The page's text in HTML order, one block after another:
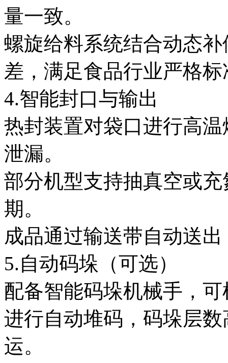
量一致。
螺旋给料系统结合动态
差，满足食品行业严格标
4.智能封口与输出
热封装置对袋口进行高
泄漏。
部分机型支持抽真空或
期。
成品通过输送带自动送
5.自动码垛（可选）
配备智能码垛机械手，
进行自动堆码，码垛层
运。